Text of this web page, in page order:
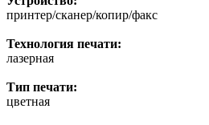
принтер/сканер/копир/факс
Технология печати:
лазерная
Тип печати:
цветная